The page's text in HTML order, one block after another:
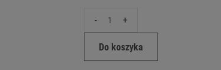
- +
Do koszyka